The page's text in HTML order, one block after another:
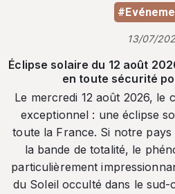
13/07/
Éclipse solaire du 12 août
en toute sécurité
Le mercredi 12 août 2026, le
exceptionnel : une éclipse
toute la France. Si notre
la bande de totalité, le
particulièrement
du Soleil occulté dans le